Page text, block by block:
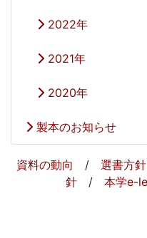
2022年
2021年
2020年
製本のお知らせ
資料の動向 / 選書方針
針 / 本学e-